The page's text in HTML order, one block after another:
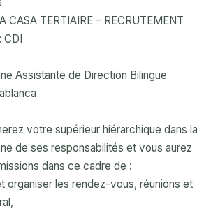
CASA TERTIAIRE – RECRUTEMENT
CDI
Assistante de Direction Bilingue
votre supérieur hiérarchique dans la
de ses responsabilités et vous aurez
dans ce cadre de :
organiser les rendez-vous, réunions et